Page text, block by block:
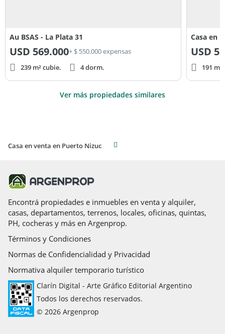
Au BSAS - La Plata 31
USD 569.000+ $ 550.000 expensas
239 m² cubie.
4 dorm.
Casa en
USD
191
Ver más propiedades similares
Casa en venta en Puerto Nizuc
Encontrá propiedades e inmuebles en venta y alquiler,
casas, departamentos, terrenos, locales, oficinas, quintas,
PH, cocheras y más en Argenprop.
Términos y Condiciones
Normas de Confidencialidad y Privacidad
Normativa alquiler temporario turístico
Clarín Digital - Arte Gráfico Editorial Argentino
Todos los derechos reservados.
© 2026 Argenprop